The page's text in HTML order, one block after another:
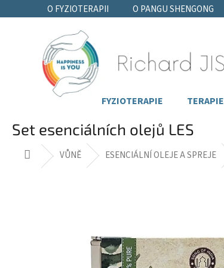
na
O FYZIOTERAPII O PANGU SHENGONG
FYZIOTERAPIE TERAPIE
Set esenciálních olejů LES
Domů VŮNĚ ESENCIÁLNÍ OLEJE A SPREJE